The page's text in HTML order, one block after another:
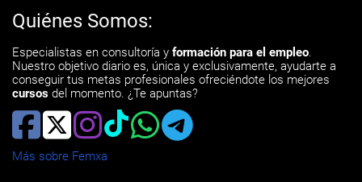
Quiénes Somos:
Especialistas en consultoría y formación para el empleo.
Nuestro objetivo diario es, única y exclusivamente, ayudarte a
conseguir tus metas profesionales ofreciéndote los mejores
cursos del momento. ¿Te apuntas?
Más sobre Femxa